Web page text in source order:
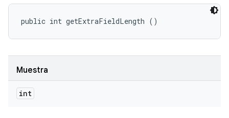
public int getExtraFieldLength ()
Muestra
int